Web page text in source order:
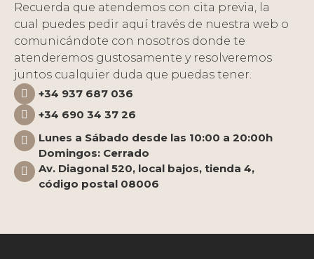
Recuerda que atendemos con cita previa, la
cual puedes pedir aquí través de nuestra web o
comunicándote con nosotros donde te
atenderemos gustosamente y resolveremos
juntos cualquier duda que puedas tener.
+34 937 687 036
+34 690 34 37 26
Lunes a Sábado desde las 10:00 a 20:00h
Domingos: Cerrado
Av. Diagonal 520, local bajos, tienda 4,
código postal 08006